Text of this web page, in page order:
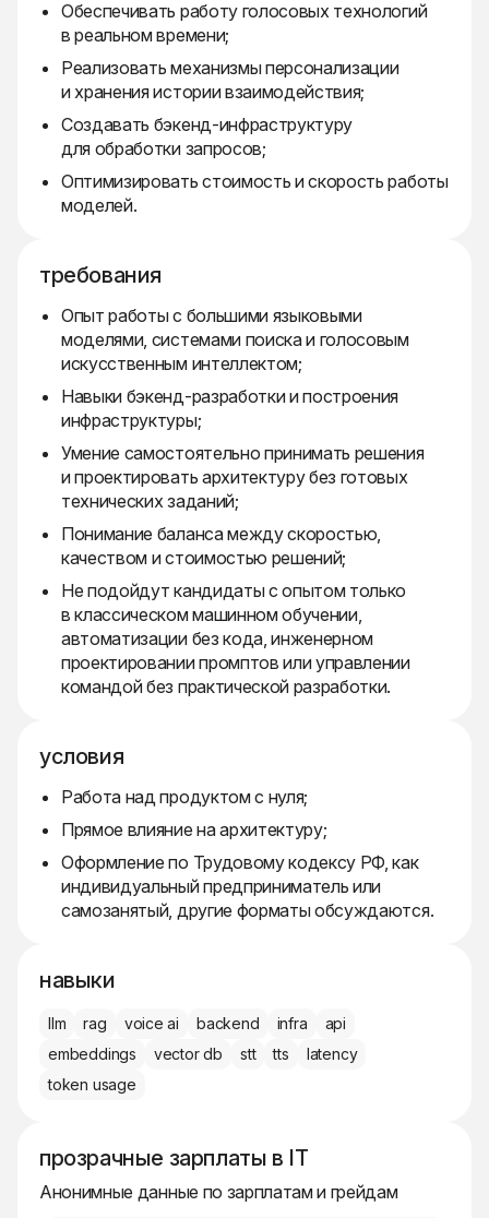
Обеспечивать работу голосовых технологий
в реальном времени;
Реализовать механизмы персонализации
и хранения истории взаимодействия;
Создавать бэкенд-инфраструктуру
для обработки запросов;
Оптимизировать стоимость и скорость работы
моделей.
требования
Опыт работы с большими языковыми
моделями, системами поиска и голосовым
искусственным интеллектом;
Навыки бэкенд-разработки и построения
инфраструктуры;
Умение самостоятельно принимать решения
и проектировать архитектуру без готовых
технических заданий;
Понимание баланса между скоростью,
качеством и стоимостью решений;
Не подойдут кандидаты с опытом только
в классическом машинном обучении,
автоматизации без кода, инженерном
проектировании промптов или управлении
командой без практической разработки.
условия
Работа над продуктом с нуля;
Прямое влияние на архитектуру;
Оформление по Трудовому кодексу РФ, как
индивидуальный предприниматель или
самозанятый, другие форматы обсуждаются.
навыки
llm rag voice ai backend infra
api
embeddings
vector db stt tts
latency
token usage
прозрачные зарплаты в IT
Анонимные данные по зарплатам и грейдам